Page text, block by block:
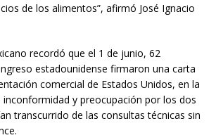
de los alimentos”, afirmó José Ignacio
recordó que el 1 de junio, 62
estadounidense firmaron una carta
comercial de Estados Unidos, en la
inconformidad y preocupación por los dos
transcurrido de las consultas técnicas sin